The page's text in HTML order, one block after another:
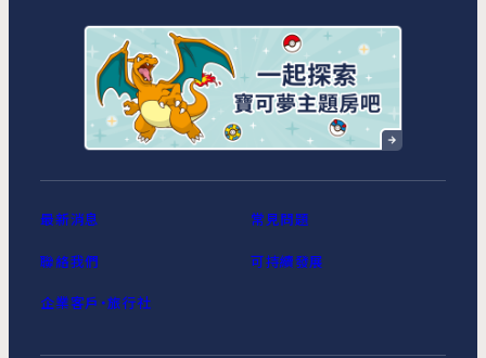
MIMARU東京 日本橋水天宮前
MIMARU東京 八丁堀
MIMARU東京 浅草STATION
最新消息 常見問題
聯絡我們 可持續發展
企業客戶‧旅行社